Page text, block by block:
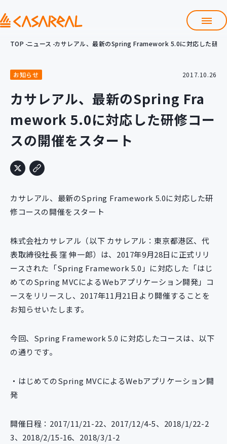
会社情報
サービス
プロダクト開発支援
クラウド導入支援 Git導入支援
システム構築支援
研修サービス
カスタマイズコース
新規開発サービス
パッケージ開発
導入事例
イベント・セミナー
ニュース
TOP ニュース カサレアル、最新のSpring Framework 5.0に対応した研修
お知らせ 2017.10.26
カサレアル、最新のSpring Fra
mework 5.0に対応した研修コー
スの開催をスタート
カサレアル、最新のSpring Framework 5.0に対応した研
修コースの開催をスタート
株式会社カサレアル（以下 カサレアル：東京都港区、代
表取締役社長 窪 伸一郎）は、2017年9月28日に正式リリ
ースされた「Spring Framework 5.0」に対応した「はじ
めてのSpring MVCによるWebアプリケーション開発」コ
ースをリリースし、2017年11月21日より開催することを
お知らせいたします。
今回、Spring Framework 5.0 に対応したコースは、以下
の通りです。
・はじめてのSpring MVCによるWebアプリケーション開
発
開催日程：2017/11/21-22、2017/12/4-5、2018/1/22-2
3、2018/2/15-16、2018/3/1-2